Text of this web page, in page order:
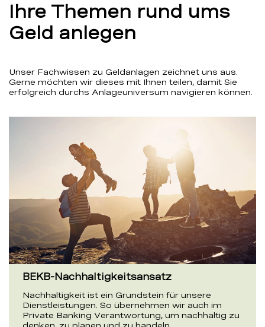
Ihre Themen rund ums
Geld anlegen
Unser Fachwissen zu Geldanlagen zeichnet uns aus.
Gerne möchten wir dieses mit Ihnen teilen, damit Sie
erfolgreich durchs Anlageuniversum navigieren können.
BEKB-Nachhaltigkeitsansatz
Nachhaltigkeit ist ein Grundstein für unsere
Dienstleistungen. So übernehmen wir auch im
Private Banking Verantwortung, um nachhaltig zu